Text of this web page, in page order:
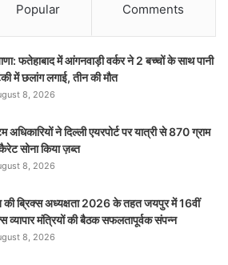
Popular Comments
फतेहाबाद में आंगनवाड़ी वर्कर ने 2 बच्चों के साथ पानी
में छलांग लगाई, तीन की मौत
8, 2026
अधिकारियों ने दिल्ली एयरपोर्ट पर यात्री से 870 ग्राम
सोना किया ज़ब्त
8, 2026
की ब्रिक्‍स अध्यक्षता 2026 के तहत जयपुर में 16वीं
व्यापार मंत्रियों की बैठक सफलतापूर्वक संपन्न
8, 2026